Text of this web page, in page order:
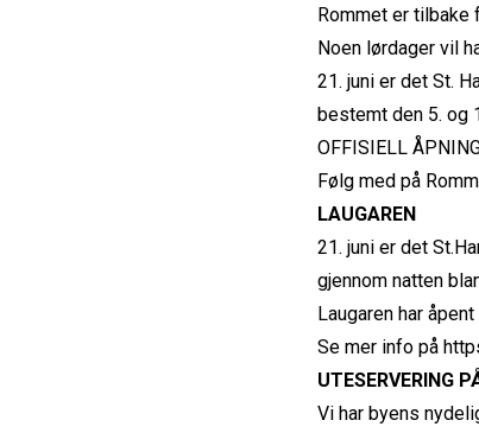
Rommet er tilbake
Noen lørdager vil
21. juni er det St.
bestemt den 5. og
OFFISIELL
Følg med på
LAUGAREN
21. juni er det
gjennom natten
Laugaren har
Se mer info på
UTESERVERING
Vi har byens